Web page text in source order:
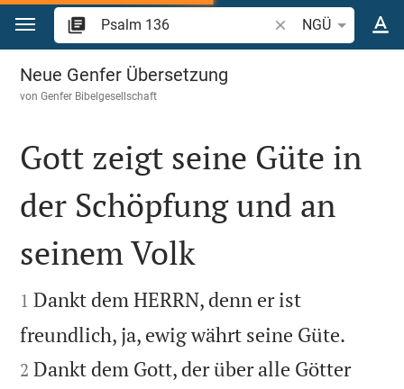
Zum Inhalt springen
Bibelstelle oder
NGÜ
Psalm 136
Neue Genfer Übersetzung
vonGenfer Bibelgesellschaft

Gott zeigt seine Güte in
der Schöpfung und an
seinem Volk

1 Dankt dem HERRN, denn er ist
freundlich, ja, ewig währt seine Güte.
2 Dankt dem Gott, der über alle Götter